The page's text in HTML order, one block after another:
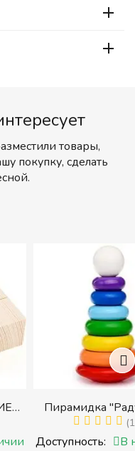
товары,
покупку, сделать
"Радуга" (8
деталей) (Пирамидка
среднего размера)
(1)
В наличии